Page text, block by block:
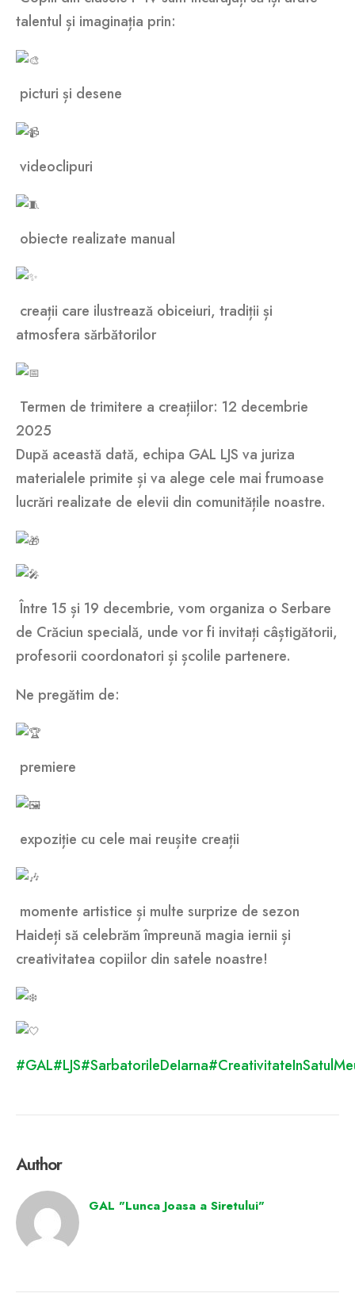
talentul și imaginația prin:
picturi și desene
videoclipuri
obiecte realizate manual
creații care ilustrează obiceiuri, tradiții și
atmosfera sărbătorilor
Termen de trimitere a creațiilor: 12 decembrie
2025
După această dată, echipa GAL LJS va juriza
materialele primite și va alege cele mai frumoase
lucrări realizate de elevii din comunitățile noastre.
Între 15 și 19 decembrie, vom organiza o Serbare
de Crăciun specială, unde vor fi invitați câștigătorii,
profesorii coordonatori și școlile partenere.
Ne pregătim de:
premiere
expoziție cu cele mai reușite creații
momente artistice și multe surprize de sezon
Haideți să celebrăm împreună magia iernii și
creativitatea copiilor din satele noastre!
#GAL#LJS#SarbatorileDeIarna
Author
GAL "Lunca Joasa a Siretului"